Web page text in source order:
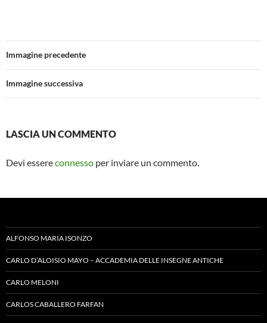
Immagine precedente
Immagine successiva
LASCIA UN COMMENTO
Devi essereconnesso per inviare un commento.
ALFONSO MARIA ISONZO
CARLO D’ALOISIO MAYO – ACCADEMIA DELLE INSEGNE ANTICHE
CARLO MELONI
CARLOS CABALLERO FARFAN